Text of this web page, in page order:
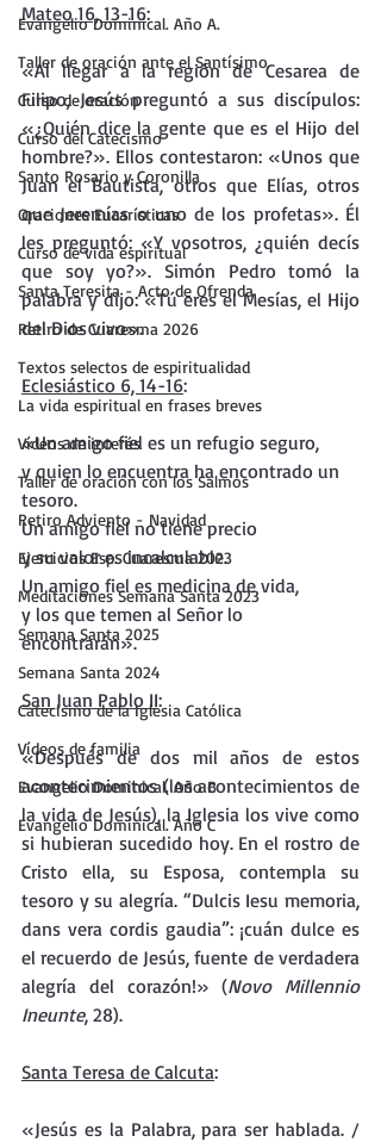
Evangelio Dominical. Año A.
Taller de oración ante el Santísimo
Curso de oración
Curso del Catecismo
Santo Rosario y Coronilla
Oraciones Eucarísticas
Curso de vida espiritual
Santa Teresita - Acto de Ofrenda
Retiro de Cuaresma 2026
Textos selectos de espiritualidad
La vida espiritual en frases breves
Vídeos de interés
Taller de oración con los Salmos
Retiro Adviento - Navidad
Ejercicios Esp. Cuaresma 2023
Meditaciones Semana Santa 2023
Semana Santa 2025
Semana Santa 2024
Catecismo de la Iglesia Católica
Vídeos de familia
Evangelio Dominical. Año B
Evangelio Dominical. Año C
Mateo 16, 13-16:
«Al llegar a la región de Cesarea de
Filipo, Jesús preguntó a sus discípulos:
«¿Quién dice la gente que es el Hijo del
hombre?». Ellos contestaron: «Unos que
Juan el Bautista, otros que Elías, otros
que Jeremías o uno de los profetas». Él
les preguntó: «Y vosotros, ¿quién decís
que soy yo?». Simón Pedro tomó la
palabra y dijo: «Tú eres el Mesías, el Hijo
del Dios vivo».
Eclesiástico 6, 14-16:
«Un amigo fiel es un refugio seguro,
y quien lo encuentra ha encontrado un
tesoro.
Un amigo fiel no tiene precio
y su valor es incalculable.
Un amigo fiel es medicina de vida,
y los que temen al Señor lo
encontrarán».
San Juan Pablo II:
«Después de dos mil años de estos
acontecimientos (los acontecimientos de
la vida de Jesús), la Iglesia los vive como
si hubieran sucedido hoy. En el rostro de
Cristo ella, su Esposa, contempla su
tesoro y su alegría. “Dulcis Iesu memoria,
dans vera cordis gaudia”: ¡cuán dulce es
el recuerdo de Jesús, fuente de verdadera
alegría del corazón!» (Novo Millennio
Ineunte, 28).
Santa Teresa de Calcuta:
«Jesús es la Palabra, para ser hablada. /